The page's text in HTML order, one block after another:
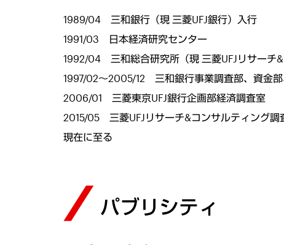
1989/04 三和銀行（現 三菱UFJ銀行）入行
1991/03 日本経済研究センター
1992/04 三和総合研究所（現 三菱UFJリサーチ
1997/02～2005/12 三和銀行事業調査部、資金部
2006/01 三菱東京UFJ銀行企画部経済調査室
2015/05 三菱UFJリサーチ&コンサルティング調
現在に至る
パブリシティ